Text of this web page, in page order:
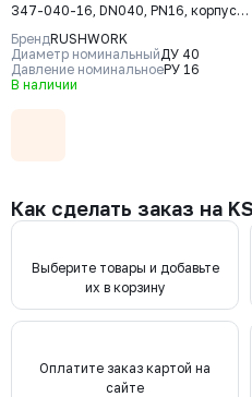
347-040-16, DN040, PN16, корпус -
чугун GJS-400-15 (GGG40), клапан
- нерж. сталь CF8, уплотнение -
EPDM, Ф/Ф
БрендRUSHWORK
Диаметр номинальныйДУ 40
Давление номинальноеРУ 16
В наличии
Как сделать заказ на
Выберите товары и добавьте
их в корзину
Оплатите заказ картой на
сайте